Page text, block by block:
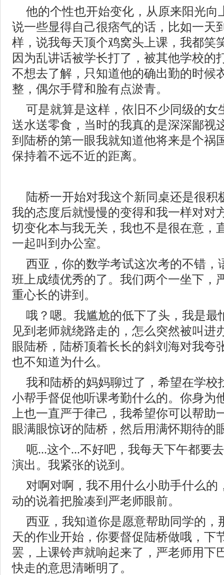
他的个性也开始变化，从原来阳光向
说一些显得自己很痞气的话，比如一天
样，说我每天顶个鸡窝头上课，我都笑
因为乱讲话被学长打了，被其他学校的
不想去了解，只知道他的确出勤的时候
整，偶尔手臂和脸有点淤青。
可是就算是这样，依旧不少同级的女
送水送零食，当时的我真的是深深鄙视
到陆桥的第一眼我就知道他将来是个祸
保持着不远不近的距离。
陆桥一开始对我这个新同桌还是很积
我的态度后就慢慢的变得和我一样对对
切变化本与我无关，我也不是很在意，
一起叫到办公室。
西亚，你的数学考试这次考的不错，
班上成绩优秀的了。我们两个一坐下，
重心长的讲到。
哦？嗯。我尴尬的低下了头，我是最
见到老师就绕路走的，怎么突然被叫进
眼陆桥，陆桥顶着长长的斜刘海对我夸
也不知道为什么。
我和陆桥的妈妈聊过了，希望在学校
小帮手督促他听课考勤什么的。你身为
上也一直严于律己，我希望你可以帮助
眼满眼惊讶的陆桥，然后用满怀期待的
呃...这个...不好吧，我每天下午都要
演出。我紧张的说到。
对啊对啊，我不用什么小助手什么的
动的说着把脸凑到严老师眼前。
西亚，我知道你是愿意帮助同学的，
天的作业开始，你要督促陆桥做哦，下
罢，上课铃声就响起来了，严老师用下
快走的意思清晰明了。